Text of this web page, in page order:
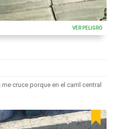
VER PELIGRO
cruce porque en el carril central